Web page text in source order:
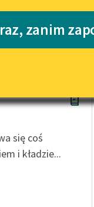
dla
z
zanim
się coś
i kładzie...